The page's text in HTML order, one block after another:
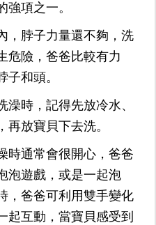
項之一。
，脖子力量還不夠，洗
危險，爸爸比較有力
和頭。
時，記得先放冷水、
放寶貝下去洗。
時通常會很開心，爸爸
泡遊戲，或是一起泡
，爸爸可利用雙手變化
起互動，當寶貝感受到